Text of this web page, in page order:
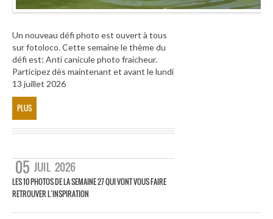
Un nouveau défi photo est ouvert à tous
sur fotoloco. Cette semaine le thème du
défi est: Anti canicule photo fraicheur.
Participez dès maintenant et avant le lundi
13 juillet 2026
PLUS
05 JUIL 2026
LES 10 PHOTOS DE LA SEMAINE 27 QUI VONT VOUS FAIRE
RETROUVER L’INSPIRATION